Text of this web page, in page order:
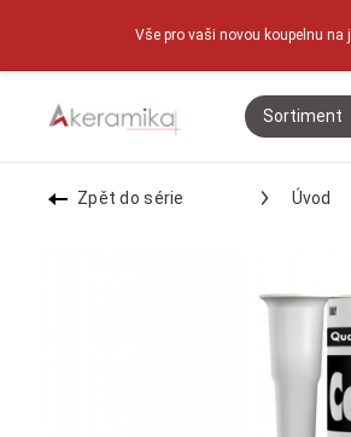
Vše pro vaši novou koupelnu na
Sortiment
Zpět do série Úvod